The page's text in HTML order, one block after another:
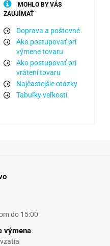
MOHLO BY VÁS
ZAUJÍMAŤ
Doprava a poštovné
Ako postupovať pri
výmene tovaru
Ako postupovať pri
vrátení tovaru
Najčastejšie otázky
Tabuľky veľkostí
do 15:00
výmena